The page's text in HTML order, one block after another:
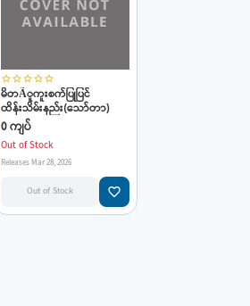
star_borderstar_borderstar_borderstar_borderstar_border
မိတÃူကူးစက်ပြုပြင်
ထိန်းသိမ်းနည်း(သော်တာ)
0 ကျပ်
Out of Stock
Releases Mar 28, 2026
Out of Stock favorite_border